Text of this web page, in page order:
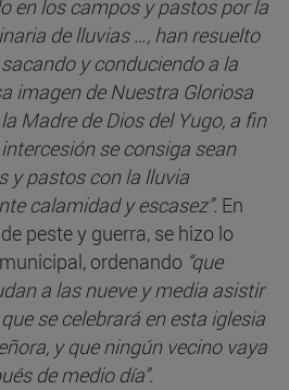
en los campos y pastos por la
de lluvias …, han resuelto
y conduciendo a la
imagen de Nuestra Gloriosa
Madre de Dios del Yugo, a fin
se consiga sean
y pastos con la lluvia
calamidad y escasez”. En
peste y guerra, se hizo lo
ordenando “que
a las nueve y media asistir
se celebrará en esta iglesia
y que ningún vecino vaya
de medio día”.